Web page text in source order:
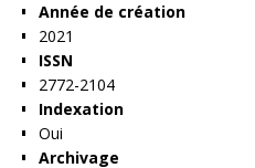
Année de création
2021
ISSN
2772-2104
Indexation
Oui
Archivage